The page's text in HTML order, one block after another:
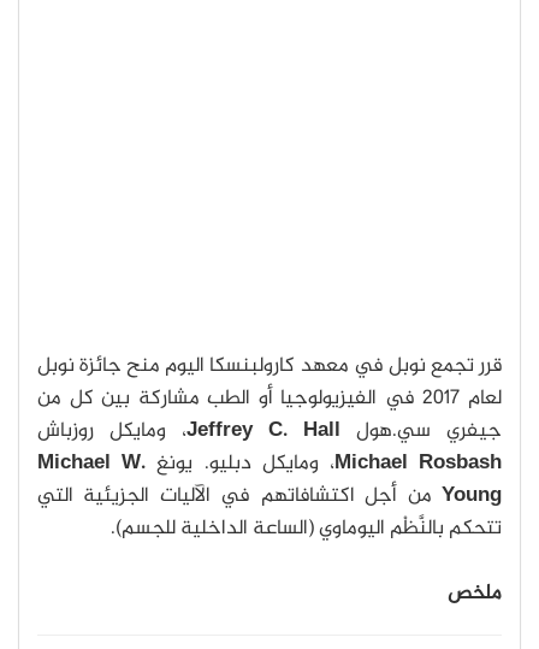
قرر تجمع نوبل في معهد كارولبنسكا اليوم منح جائزة نوبل
لعام 2017 في الفيزيولوجيا أو الطب مشاركة بين كل من
جيفري سي.هول
، ومايكل روزباش
Michael Rosbash، ومايكل دبليو. يونغ Michael W.
Young من أجل اكتشافاتهم في الآليات الجزيئية التي
تتحكم بالنَّظْم اليوماوي (الساعة الداخلية للجسم).
ملخص